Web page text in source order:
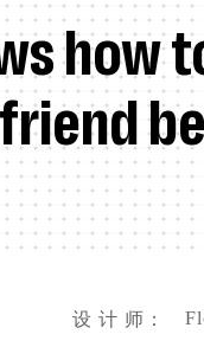
how
设 计 师：